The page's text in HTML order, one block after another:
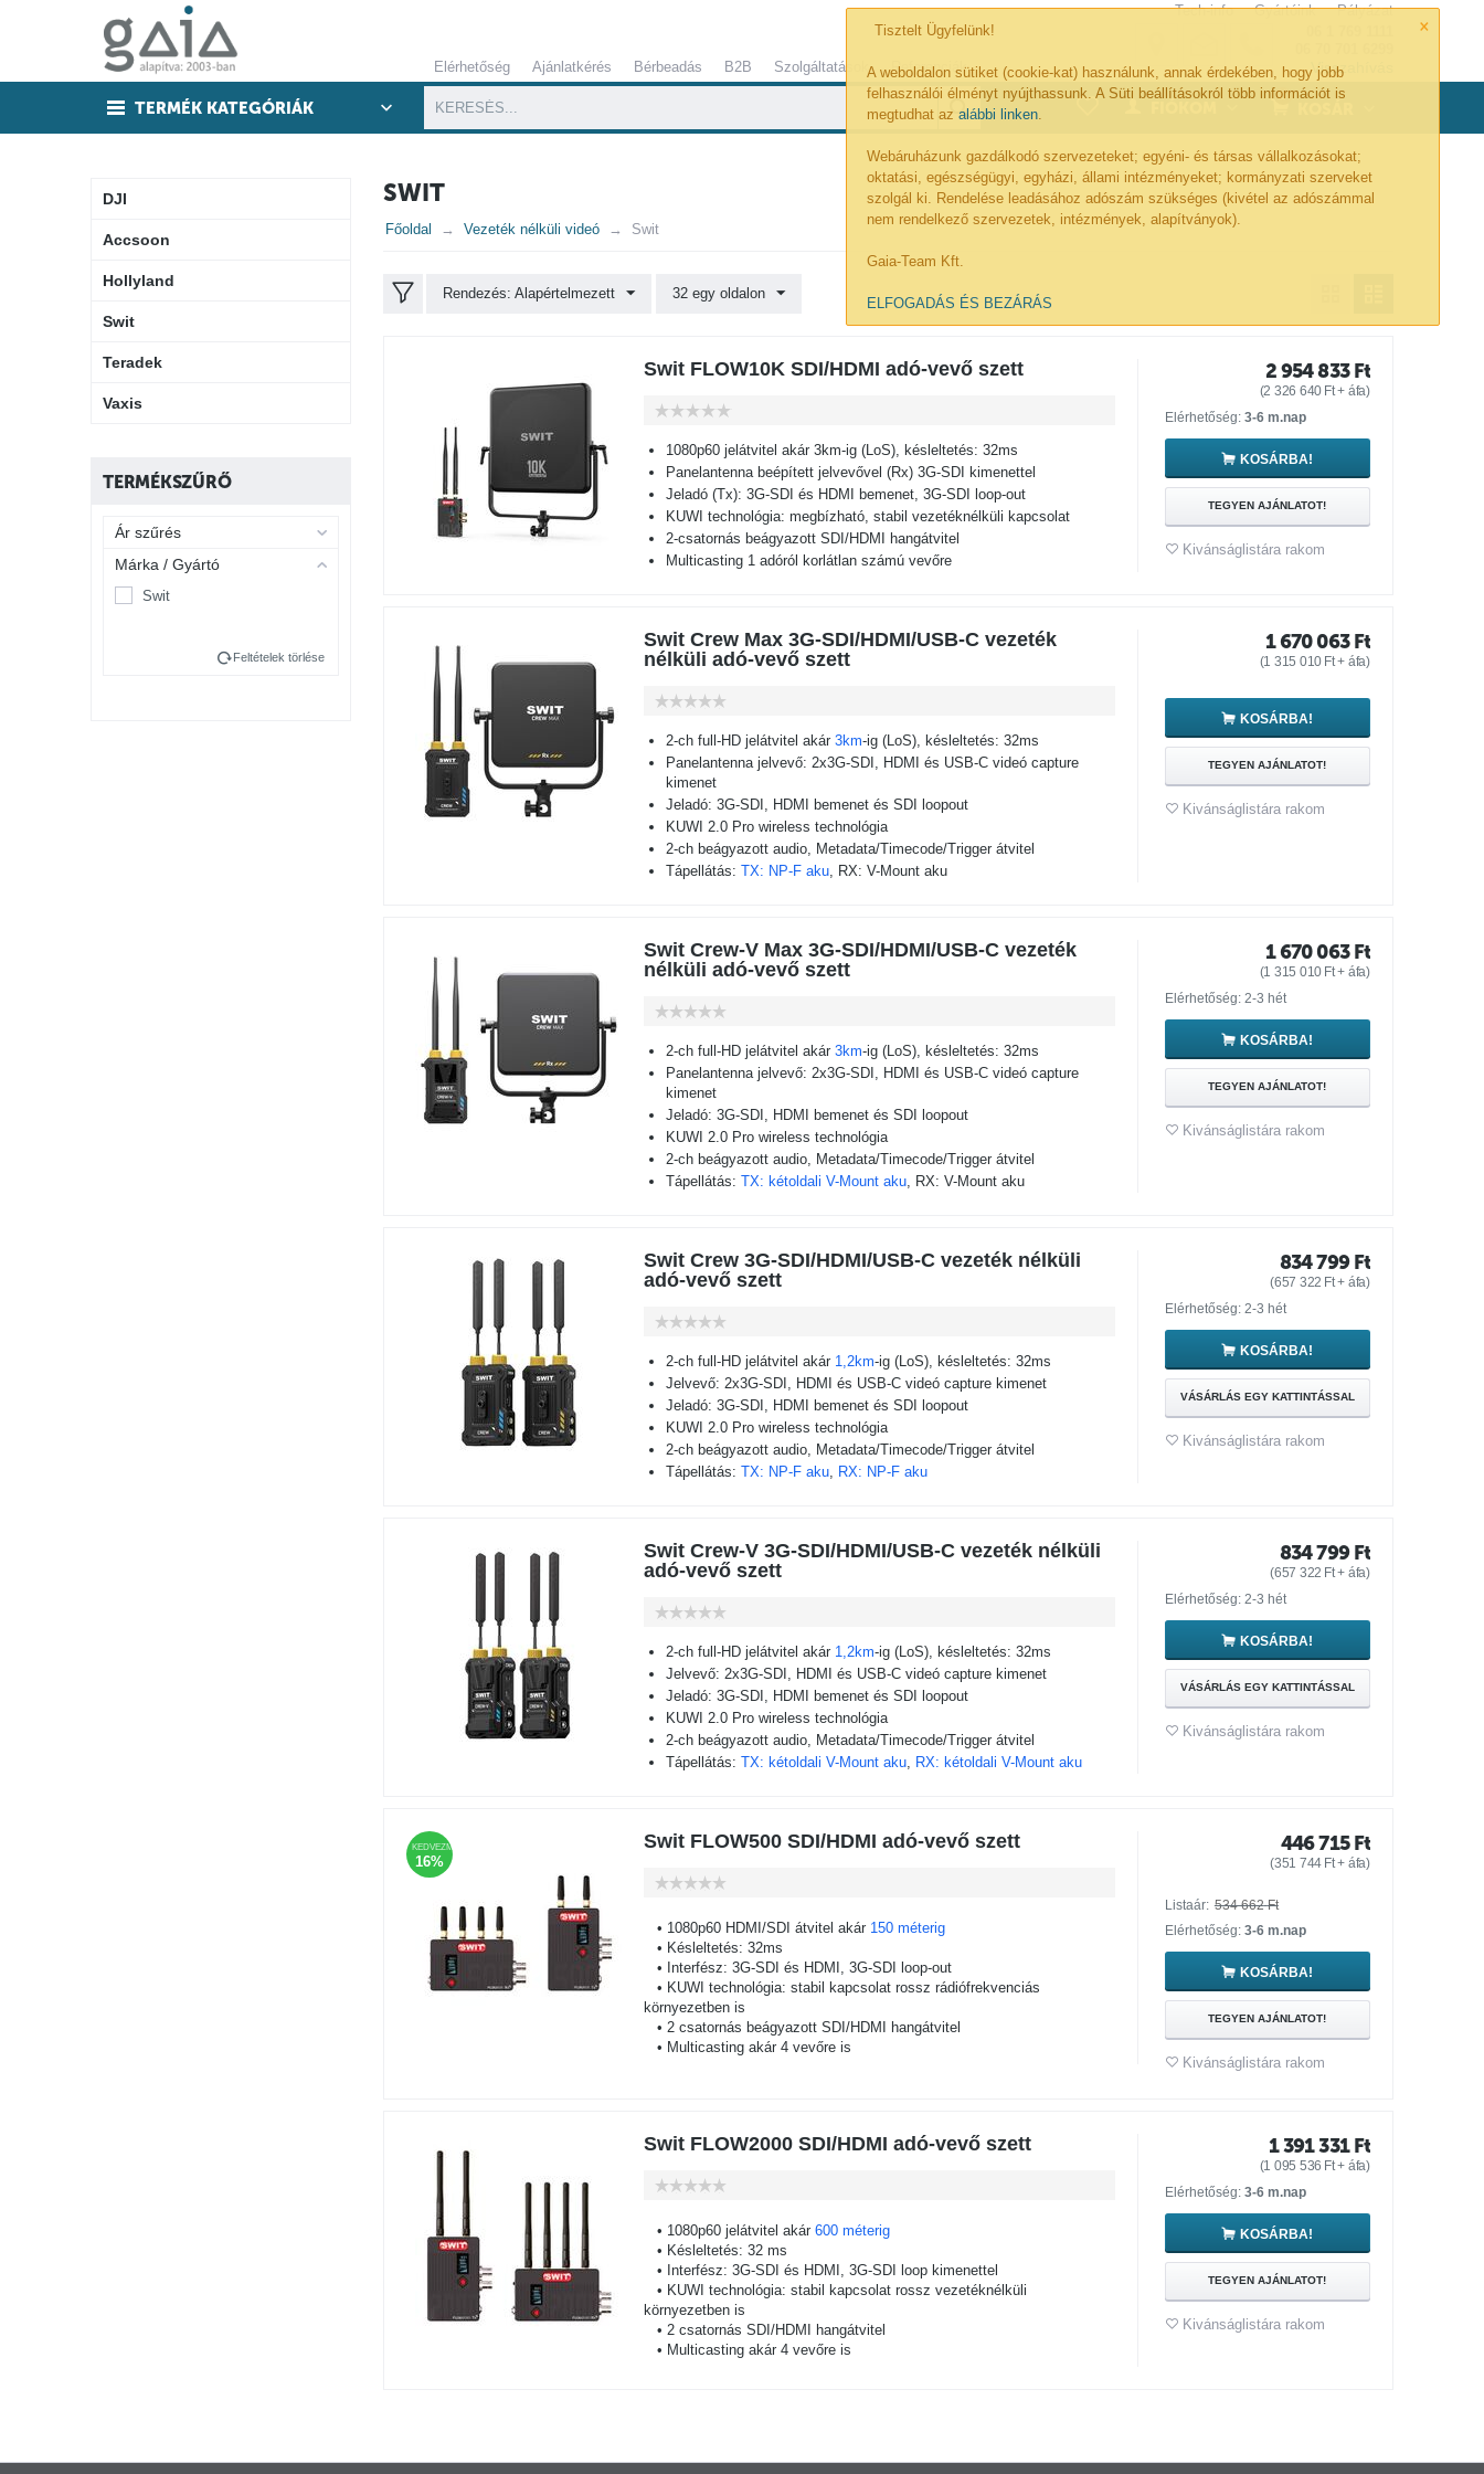
×
Tisztelt Ügyfelünk!
A weboldalon sütiket (cookie-kat) használunk, annak érdekében, hogy jobb
felhasználói élményt nyújthassunk. A Süti beállításokról több információt is
megtudhat azalábbi linken.
Webáruházunk gazdálkodó szervezeteket; egyéni- és társas vállalkozásokat;
oktatási, egészségügyi, egyházi, állami intézményeket; kormányzati szerveket
szolgál ki. Rendelése leadásához adószám szükséges (kivétel az adószámmal
nem rendelkező szervezetek, intézmények, alapítványok).
Gaia-Team Kft.
ELFOGADÁS ÉS BEZÁRÁS
Tech-info Gyártóink Pályázat
Elérhetőség Ajánlatkérés Bérbeadás B2B Szolgáltatások Referenciák Visszahívás
TERMÉK KATEGÓRIÁK
0
SWIT
Főoldal Vezeték nélküli videó Swit
Rendezés: Alapértelmezett 32 egy oldalon
Swit FLOW10K SDI/HDMI adó-vevő szett
1080p60 jelátvitel akár 3km-ig (LoS), késleltetés: 32ms
Panelantenna beépített jelvevővel (Rx) 3G-SDI kimenettel
Jeladó (Tx): 3G-SDI és HDMI bemenet, 3G-SDI loop-out
KUWI technológia: megbízható, stabil vezetéknélküli kapcsolat
2-csatornás beágyazott SDI/HDMI hangátvitel
Multicasting 1 adóról korlátlan számú vevőre
2 954 833 Ft
(2 326 640 Ft+ áfa)
Elérhetőség: 3-6 m.nap
KOSÁRBA!
TEGYEN AJÁNLATOT!
Kivánságlistára rakom
Swit Crew Max 3G-SDI/HDMI/USB-C vezeték
nélküli adó-vevő szett
2-ch full-HD jelátvitel akár 3km-ig (LoS), késleltetés: 32ms
Panelantenna jelvevő: 2x3G-SDI, HDMI és USB-C videó capture
kimenet
Jeladó: 3G-SDI, HDMI bemenet és SDI loopout
KUWI 2.0 Pro wireless technológia
2-ch beágyazott audio, Metadata/Timecode/Trigger átvitel
Tápellátás: TX: NP-F aku, RX: V-Mount aku
1 670 063 Ft
(1 315 010 Ft+ áfa)
KOSÁRBA!
TEGYEN AJÁNLATOT!
Kivánságlistára rakom
Swit Crew-V Max 3G-SDI/HDMI/USB-C vezeték
nélküli adó-vevő szett
2-ch full-HD jelátvitel akár 3km-ig (LoS), késleltetés: 32ms
Panelantenna jelvevő: 2x3G-SDI, HDMI és USB-C videó capture
kimenet
Jeladó: 3G-SDI, HDMI bemenet és SDI loopout
KUWI 2.0 Pro wireless technológia
2-ch beágyazott audio, Metadata/Timecode/Trigger átvitel
Tápellátás: TX: kétoldali V-Mount aku, RX: V-Mount aku
1 670 063 Ft
(1 315 010 Ft+ áfa)
Elérhetőség: 2-3 hét
KOSÁRBA!
TEGYEN AJÁNLATOT!
Kivánságlistára rakom
Swit Crew 3G-SDI/HDMI/USB-C vezeték nélküli
adó-vevő szett
2-ch full-HD jelátvitel akár 1,2km-ig (LoS), késleltetés: 32ms
Jelvevő: 2x3G-SDI, HDMI és USB-C videó capture kimenet
Jeladó: 3G-SDI, HDMI bemenet és SDI loopout
KUWI 2.0 Pro wireless technológia
2-ch beágyazott audio, Metadata/Timecode/Trigger átvitel
Tápellátás: TX: NP-F aku, RX: NP-F aku
834 799 Ft
(657 322 Ft+ áfa)
Elérhetőség: 2-3 hét
KOSÁRBA!
VÁSÁRLÁS EGY KATTINTÁSSAL
Kivánságlistára rakom
Swit Crew-V 3G-SDI/HDMI/USB-C vezeték nélküli
adó-vevő szett
2-ch full-HD jelátvitel akár 1,2km-ig (LoS), késleltetés: 32ms
Jelvevő: 2x3G-SDI, HDMI és USB-C videó capture kimenet
Jeladó: 3G-SDI, HDMI bemenet és SDI loopout
KUWI 2.0 Pro wireless technológia
2-ch beágyazott audio, Metadata/Timecode/Trigger átvitel
Tápellátás: TX: kétoldali V-Mount aku, RX: kétoldali V-Mount aku
834 799 Ft
(657 322 Ft+ áfa)
Elérhetőség: 2-3 hét
KOSÁRBA!
VÁSÁRLÁS EGY KATTINTÁSSAL
Kivánságlistára rakom
KEDVEZMÉNY
16%
Swit FLOW500 SDI/HDMI adó-vevő szett
• 1080p60 HDMI/SDI átvitel akár 150 méterig
• Késleltetés: 32ms
• Interfész: 3G-SDI és HDMI, 3G-SDI loop-out
• KUWI technológia: stabil kapcsolat rossz rádiófrekvenciás
környezetben is
• 2 csatornás beágyazott SDI/HDMI hangátvitel
• Multicasting akár 4 vevőre is
446 715 Ft
(351 744 Ft+ áfa)
Listaár: 534 662 Ft
Elérhetőség: 3-6 m.nap
KOSÁRBA!
TEGYEN AJÁNLATOT!
Kivánságlistára rakom
Swit FLOW2000 SDI/HDMI adó-vevő szett
• 1080p60 jelátvitel akár 600 méterig
• Késleltetés: 32 ms
• Interfész: 3G-SDI és HDMI, 3G-SDI loop kimenettel
• KUWI technológia: stabil kapcsolat rossz vezetéknélküli
környezetben is
• 2 csatornás SDI/HDMI hangátvitel
• Multicasting akár 4 vevőre is
1 391 331 Ft
(1 095 536 Ft+ áfa)
Elérhetőség: 3-6 m.nap
KOSÁRBA!
TEGYEN AJÁNLATOT!
Kivánságlistára rakom
DJI
Accsoon
Hollyland
Swit
Teradek
Vaxis
TERMÉKSZŰRŐ
Ár szűrés
Márka / Gyártó
Swit
Feltételek törlése